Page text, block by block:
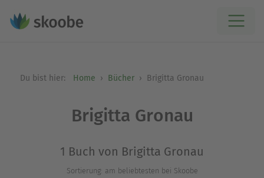
Du bist hier: Home Bücher Brigitta Gronau
Brigitta Gronau
1 Buch von Brigitta Gronau
Sortierung: am beliebtesten bei Skoobe